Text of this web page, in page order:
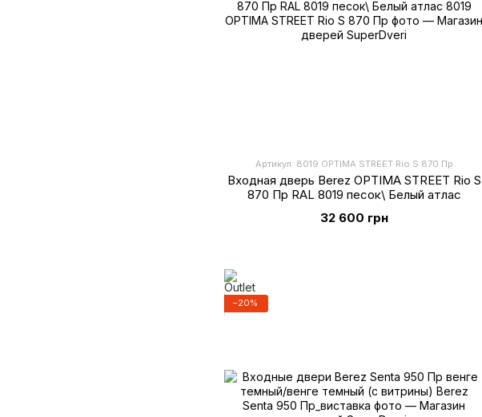
Артикул: 8019 OPTIMA STREET Rio S 870 Пр
Входная дверь Berez OPTIMA STREET Rio S
870 Пр RAL 8019 песок\ Белый атлас
32 600 грн
−20%